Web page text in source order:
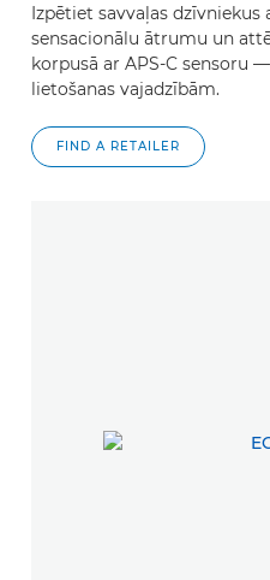
Izpētiet savvaļas dzīvniekus
sensacionālu ātrumu un
korpusā ar APS-C sensoru
lietošanas vajadzībām.
FIND A RETAILER